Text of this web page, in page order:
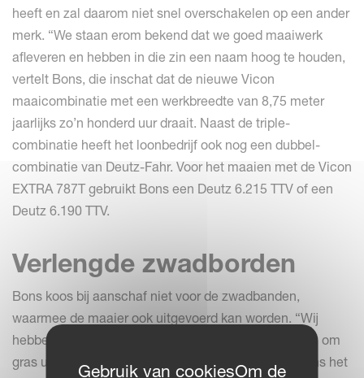
heeft en zal daarom niet snel overschakelen op een ander
merk. “We staan erom bekend dat we goed maaiwerk
afleveren en hebben in die zin een naam hoog te houden,
vertelt Bons, die inschat dat de nieuwe Vicon
maaicombinatie met een werkbreedte van 8,75 meter
jaarlijks zo’n honderd uur draait. Naast de triple-
combinatie heeft het loonbedrijf ook nog een dubbel-
combinatie van Deutz-Fahr. Voor het maaien met de Vicon
EXTRA 787T gebruikt Bons een Deutz 6.215 TTV of een
Deutz 6.190 TTV.
Verlengde zwadborden
Bons koos bij aanschaf niet voor de zwadbanden,
waarmee de maaier ook uitgevoerd kan worden. “Wij
hebben nu gekozen voor iets verlengde zwadborden, om
gras uit de slootkant wat naar binnen te gooien tijdens het
Gebruik van cookiesOm de